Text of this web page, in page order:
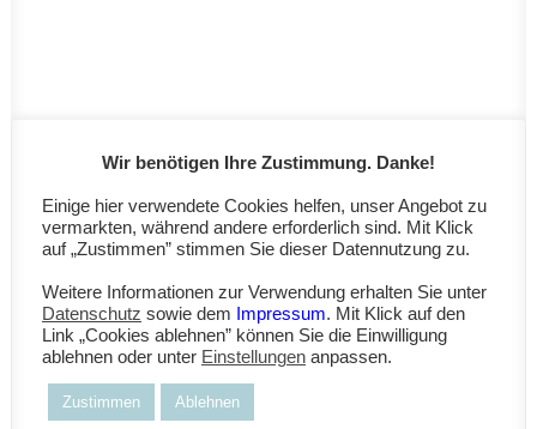
Wir benötigen Ihre Zustimmung. Danke!
Einige hier verwendete Cookies helfen, unser Angebot zu
vermarkten, während andere erforderlich sind. Mit Klick
auf „Zustimmen” stimmen Sie dieser Datennutzung zu.
Weitere Informationen zur Verwendung erhalten Sie unter
Datenschutz sowie dem Impressum. Mit Klick auf den
Link „Cookies ablehnen” können Sie die Einwilligung
ablehnen oder unter Einstellungen anpassen.
Zustimmen Ablehnen